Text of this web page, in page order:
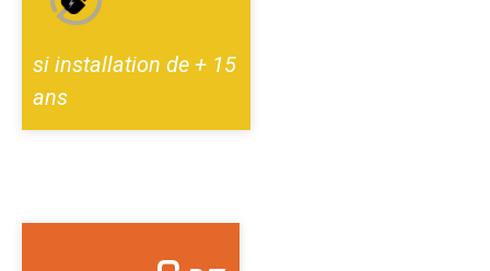
si installation de + 15
ans